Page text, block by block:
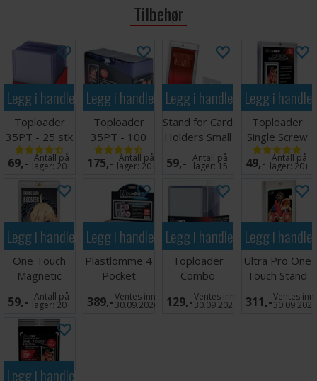
Inneholder 5 stk stands per pakke.
Tilbehør
Legg i handlekurven
Toploader
35PT - 25 stk
63,5 x 88,9
mm
69,- Antall på
lager:20+
Legg i handlekurven
Toploader
35PT - 100
stk 63,5 x
88,9 mm
175,- Antall på
lager:20+
Legg i handlekurven
Stand for Card
Holders Small
(5 stk)
59,- Antall på
lager: 15
Legg i
Toploader
Single Screw
Screwdown
Holder
49,- Antall på
lager:20+
Legg i handlekurven
One Touch
Magnetic
Holder
Booster Pack
59,- Antall på
lager:20+
Legg i handlekurven
Plastlomme 4
Pocket
Toploader -
100 stk
389,-Ventes inn
30.09.2026
Legg i handlekurven
Toploader
Combo
129,-Ventes inn
30.09.2026
Legg i
Ultra Pro One
Touch Stand
x10
311,-Ventes inn
30.09.2026
Legg i handlekurven